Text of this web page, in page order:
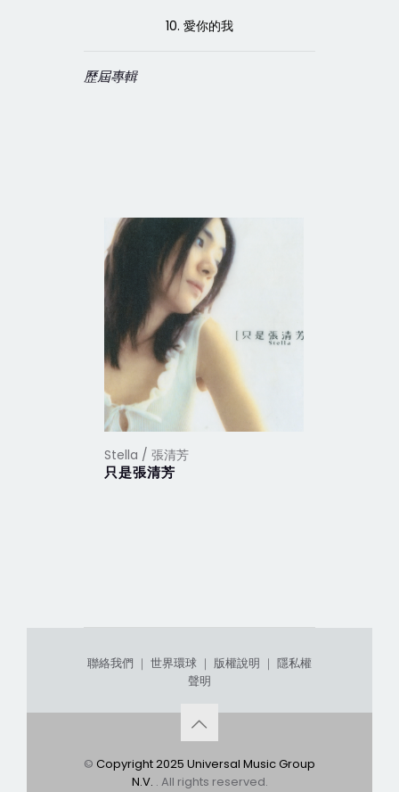
10. 愛你的我
歷屆專輯
Stella / 張清芳
只是張清芳
聯絡我們 ｜ 世界環球 ｜ 版權說明 ｜ 隱私權
聲明
© Copyright 2025 Universal Music Group
N.V. . All rights reserved.